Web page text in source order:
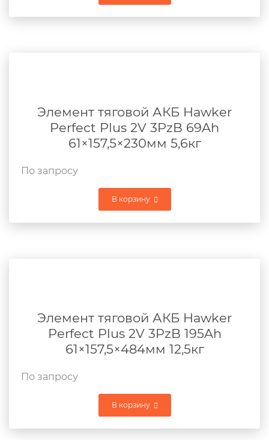
Элемент тяговой АКБ Hawker
Perfect Plus 2V 3PzB 69Ah
61×157,5×230мм 5,6кг
По запросу
В корзину
Элемент тяговой АКБ Hawker
Perfect Plus 2V 3PzB 195Ah
61×157,5×484мм 12,5кг
По запросу
В корзину